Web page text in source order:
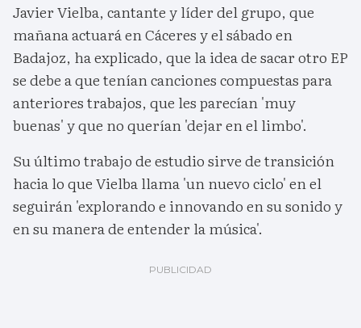
Javier Vielba, cantante y líder del grupo, que
mañana actuará en Cáceres y el sábado en
Badajoz, ha explicado, que la idea de sacar otro EP
se debe a que tenían canciones compuestas para
anteriores trabajos, que les parecían 'muy
buenas' y que no querían 'dejar en el limbo'.
Su último trabajo de estudio sirve de transición
hacia lo que Vielba llama 'un nuevo ciclo' en el
seguirán 'explorando e innovando en su sonido y
en su manera de entender la música'.